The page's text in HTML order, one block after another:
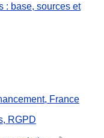
: base, sources et
France
RGPD